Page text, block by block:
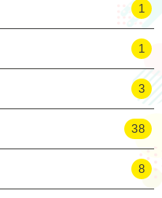
1
1
3
38
8